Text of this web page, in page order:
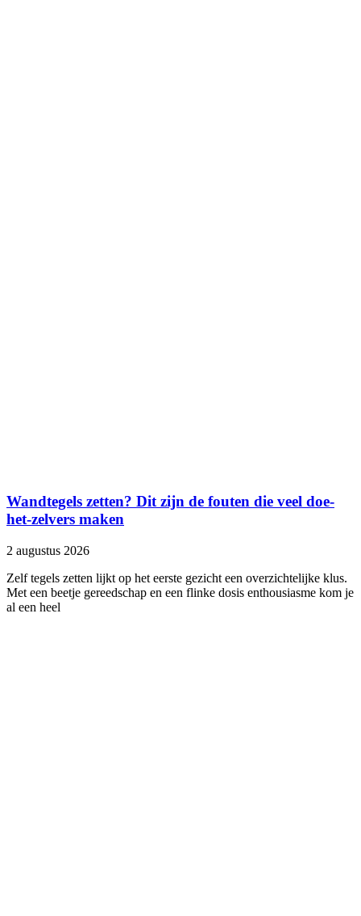
Wandtegels zetten? Dit zijn de fouten die veel doe-
het-zelvers maken
2 augustus 2026
Zelf tegels zetten lijkt op het eerste gezicht een overzichtelijke klus.
Met een beetje gereedschap en een flinke dosis enthousiasme kom je
al een heel